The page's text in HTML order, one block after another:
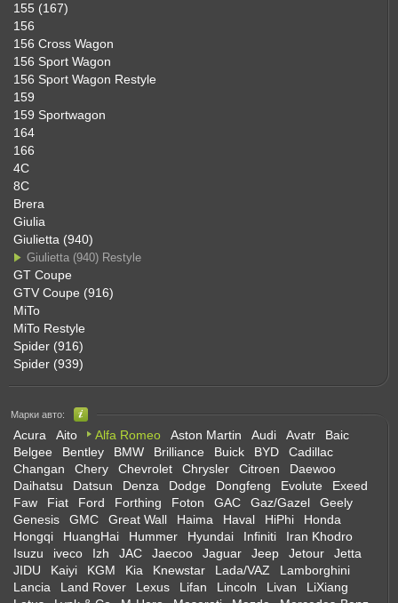
155 (167)
156
156 Cross Wagon
156 Sport Wagon
156 Sport Wagon Restyle
159
159 Sportwagon
164
166
4C
8C
Brera
Giulia
Giulietta (940)
Giulietta (940) Restyle
GT Coupe
GTV Coupe (916)
MiTo
MiTo Restyle
Spider (916)
Spider (939)
Марки авто:
Acura Aito Alfa Romeo Aston Martin Audi Avatr
Baic
Belgee
Bentley BMW Brilliance Buick BYD
Cadillac
Changan
Chery Chevrolet Chrysler Citroen
Daewoo
Daihatsu
Datsun Denza Dodge Dongfeng Evolute
Exeed
Faw
Fiat Ford Forthing Foton GAC Gaz/Gazel
Geely
Genesis
GMC Great Wall Haima Haval HiPhi
Honda
Hongqi
HuangHai Hummer Hyundai Infiniti
Iran Khodro
Isuzu
iveco Izh JAC Jaecoo Jaguar Jeep Jetour
Jetta
JIDU
Kaiyi KGM Kia Knewstar Lada/VAZ
Lamborghini
Lancia
Land Rover Lexus Lifan Lincoln Livan
LiXiang